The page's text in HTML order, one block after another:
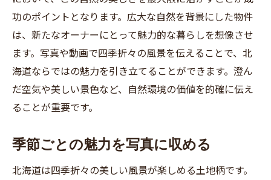
功のポイントとなります。広大な自然を背景にした物件
は、新たなオーナーにとって魅力的な暮らしを想像させ
ます。写真や動画で四季折々の風景を伝えることで、北
海道ならではの魅力を引き立てることができます。澄ん
だ空気や美しい景色など、自然環境の価値を的確に伝え
ることが重要です。
季節ごとの魅力を写真に収める
北海道は四季折々の美しい風景が楽しめる土地柄です。